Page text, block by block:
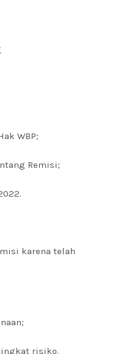
WBP;
Remisi;
karena telah
risiko.